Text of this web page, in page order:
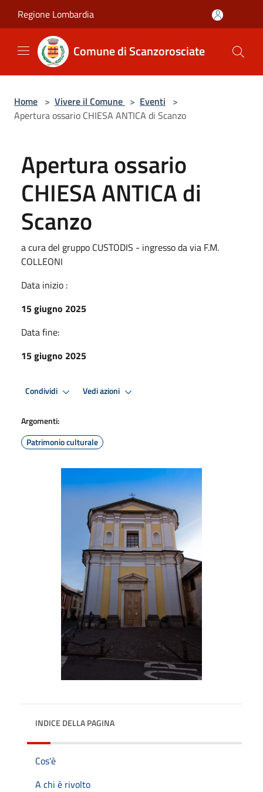
Regione Lombardia
Comune di Scanzorosciate
Home > Vivere il Comune > Eventi >
Apertura ossario CHIESA ANTICA di Scanzo
Apertura ossario
CHIESA ANTICA di
Scanzo
a cura del gruppo CUSTODIS - ingresso da via F.M.
COLLEONI
Data inizio :
15 giugno 2025
Data fine:
15 giugno 2025
Condividi Vedi azioni
Argomenti:
Patrimonio culturale
INDICE DELLA PAGINA
Cos'è
A chi è rivolto